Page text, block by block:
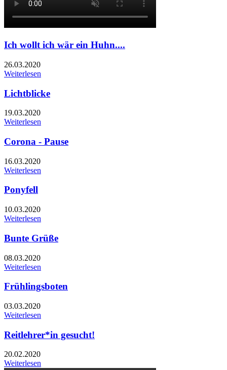
Ich wollt ich wär ein Huhn....
26.03.2020
Weiterlesen
Lichtblicke
19.03.2020
Weiterlesen
Corona - Pause
16.03.2020
Weiterlesen
Ponyfell
10.03.2020
Weiterlesen
Bunte Grüße
08.03.2020
Weiterlesen
Frühlingsboten
03.03.2020
Weiterlesen
Reitlehrer*in gesucht!
20.02.2020
Weiterlesen